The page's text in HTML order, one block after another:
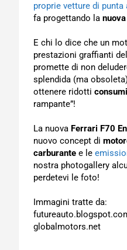
proprie vetture di
fa progettando la
E chi lo dice che un
prestazioni graffianti del
promette di non
splendida (ma
ottenere ridotti consumi
rampante”!
La nuova Ferrari F70
nuovo concept di
carburante e le
nostra photogallery
perdetevi le foto!
Immagini tratte da:
globalmotors.net